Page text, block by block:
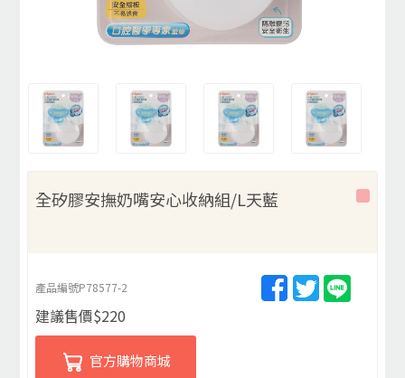
全矽膠安撫奶嘴安心收納組/L天藍
產品編號P78577-2
建議售價$220
官方購物商城